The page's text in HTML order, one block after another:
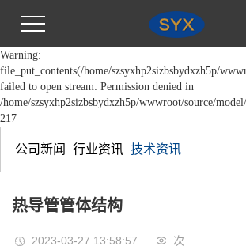
Warning:
file_put_contents(/home/szsyxhp2sizbsbydxzh5p/
failed to open stream: Permission denied in
/home/szsyxhp2sizbsbydxzh5p/wwwroot/source/
217
公司新闻 行业资讯 技术资讯
热导管管体结构
2023-03-27 13:58:57 次